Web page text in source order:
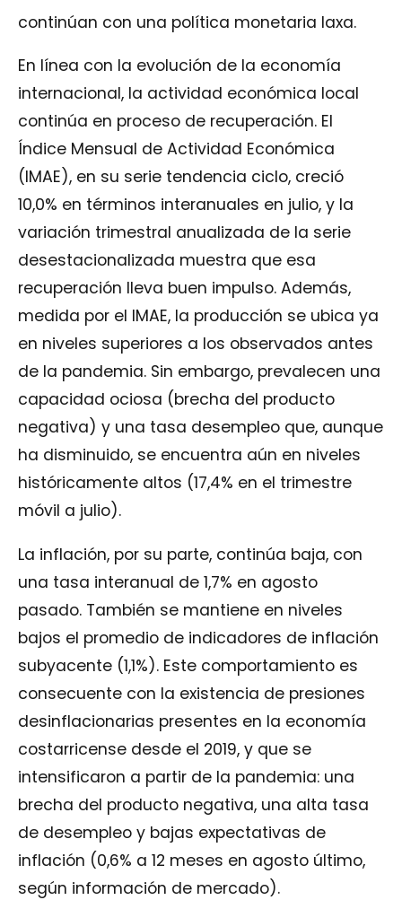
continúan con una política monetaria laxa.
En línea con la evolución de la economía
internacional, la actividad económica local
continúa en proceso de recuperación. El
Índice Mensual de Actividad Económica
(IMAE), en su serie tendencia ciclo, creció
10,0% en términos interanuales en julio, y la
variación trimestral anualizada de la serie
desestacionalizada muestra que esa
recuperación lleva buen impulso. Además,
medida por el IMAE, la producción se ubica ya
en niveles superiores a los observados antes
de la pandemia. Sin embargo, prevalecen una
capacidad ociosa (brecha del producto
negativa) y una tasa desempleo que, aunque
ha disminuido, se encuentra aún en niveles
históricamente altos (17,4% en el trimestre
móvil a julio).
La inflación, por su parte, continúa baja, con
una tasa interanual de 1,7% en agosto
pasado. También se mantiene en niveles
bajos el promedio de indicadores de inflación
subyacente (1,1%). Este comportamiento es
consecuente con la existencia de presiones
desinflacionarias presentes en la economía
costarricense desde el 2019, y que se
intensificaron a partir de la pandemia: una
brecha del producto negativa, una alta tasa
de desempleo y bajas expectativas de
inflación (0,6% a 12 meses en agosto último,
según información de mercado).